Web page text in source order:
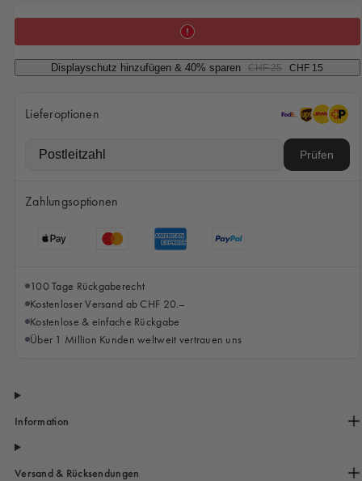
iPhone 14 Pro
iPhone 13 Pro
iPhone 13
Displayschutz hinzufügen & 40% sparen CHF 25 CHF 15
Lieferoptionen
Prüfen
Zahlungsoptionen
100 Tage Rückgaberecht
Kostenloser Versand ab CHF 20.–
Kostenlose & einfache Rückgabe
Über 1 Million Kunden weltweit vertrauen uns
Information
Versand & Rücksendungen